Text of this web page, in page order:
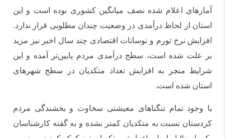
آمارهای اعلام شده نصف میانگین کشوری بوده است و این
استان از لحاظ درآمدی در وضعیت چندان مطلوبی قرار ندارد.
افزایش نرخ تورم و نوسانات اقتصادی چند سال اخیر نیز مزید
بر علت شده است، سطح درآمدی مردم پایین‌تر آمده و این
شرایط منجر به افزایش تعداد متکدیان در سطح شهرهای
استان شده است.
با وجود تمام تنگناهای معیشتی سخاوت و بخشندگی مردم
کردستان نسبت به متکدیان کمتر نشده و به گفته کارشناسان